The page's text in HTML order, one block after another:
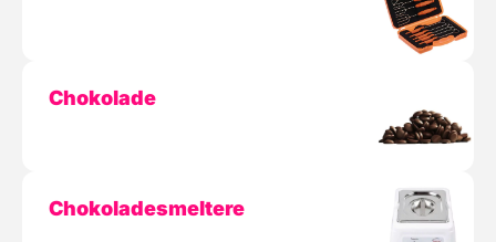
Chokolade
Chokoladesmeltere